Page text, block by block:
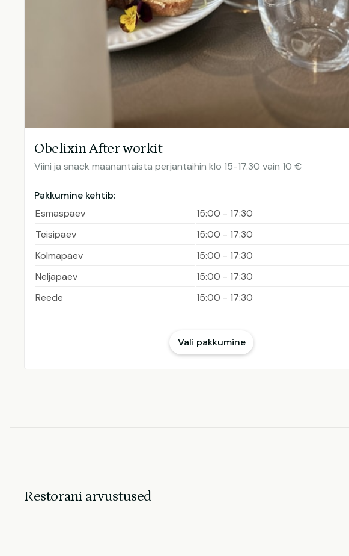
Obelixin After workit
Viini ja snack maanantaista perjantaihin klo 15-17.30 vain 10 €
Pakkumine kehtib:
Esmaspäev
15:00 - 17:30
Teisipäev
15:00 - 17:30
Kolmapäev
15:00 - 17:30
Neljapäev
15:00 - 17:30
Reede
15:00 - 17:30
Vali pakkumine
Restorani arvustused